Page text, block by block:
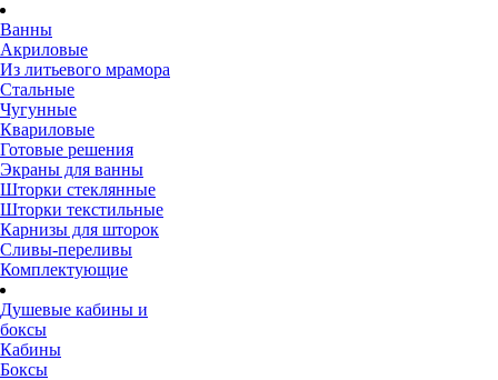
Ванны
Акриловые
Из литьевого мрамора
Стальные
Чугунные
Квариловые
Готовые решения
Экраны для ванны
Шторки стеклянные
Шторки текстильные
Карнизы для шторок
Сливы-переливы
Комплектующие
Душевые кабины и
боксы
Кабины
Боксы